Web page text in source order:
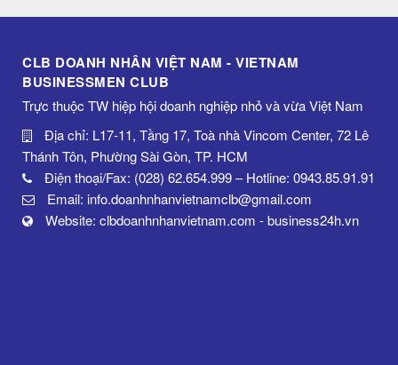
CLB DOANH NHÂN VIỆT NAM - VIETNAM
BUSINESSMEN CLUB
Trực thuộc TW hiệp hội doanh nghiệp nhỏ và vừa Việt Nam
Địa chỉ: L17-11, Tầng 17, Toà nhà Vincom Center, 72 Lê
Thánh Tôn, Phường Sài Gòn, TP. HCM
Điện thoại/Fax: (028) 62.654.999 – Hotline: 0943.85.91.91
Email: info.doanhnhanvietnamclb@gmail.com
Website: clbdoanhnhanvietnam.com - business24h.vn